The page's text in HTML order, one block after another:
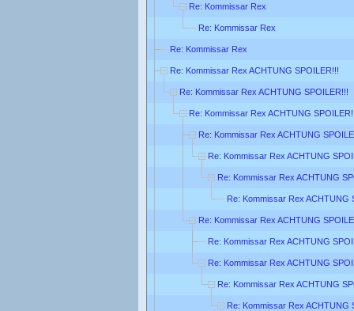
Re: Kommissar Rex
Re: Kommissar Rex
Re: Kommissar Rex
Re: Kommissar Rex ACHTUNG SPOILER!!!
Re: Kommissar Rex ACHTUNG SPOILER!!!
Re: Kommissar Rex ACHTUNG
Re: Kommissar Rex ACHTUNG
Re: Kommissar Rex ACHTUNG
Re: Kommissar Rex ACHTUNG
Re: Kommissar Rex ACHTUNG
Re: Kommissar Rex ACHTUNG
Re: Kommissar Rex ACHTUNG
Re: Kommissar Rex ACHTUNG
Re: Kommissar Rex ACHTUNG
Re: Kommissar Rex ACHTUNG